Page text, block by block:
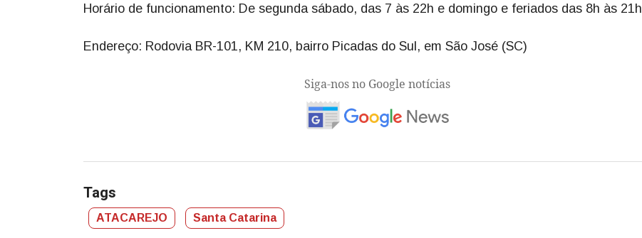
Horário de funcionamento: De segunda sábado, das 7 às 22h e domingo e feriados das 8h às 21h
Endereço: Rodovia BR-101, KM 210, bairro Picadas do Sul, em São José (SC)
Siga-nos no Google notícias
Tags
ATACAREJO Santa Catarina